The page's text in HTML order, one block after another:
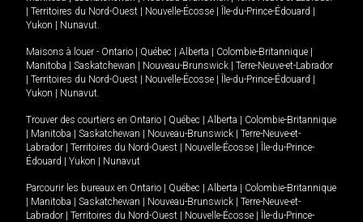
Territoires du Nord-Ouest Nouvelle-Écosse Île-du-Prince-Édouard
Yukon
Nunavut.
Maisons à louer - Ontario Québec Alberta Colombie-Britannique
Manitoba
Saskatchewan Nouveau-Brunswick
Terre-Neuve-et-Labrador
Territoires du Nord-Ouest Nouvelle-Écosse Île-du-Prince-Édouard
Yukon
Nunavut.
Trouver des courtiers en Ontario Québec Alberta
Colombie-Britannique
Manitoba Saskatchewan Nouveau-Brunswick
Terre-Neuve-et-
Labrador
Territoires du Nord-Ouest Nouvelle-Écosse
Île-du-Prince-
Édouard
Yukon Nunavut
Parcourir les bureaux en Ontario Québec Alberta
Colombie-Britannique
Manitoba Saskatchewan Nouveau-Brunswick
Terre-Neuve-et-
Labrador
Territoires du Nord-Ouest Nouvelle-Écosse
Île-du-Prince-